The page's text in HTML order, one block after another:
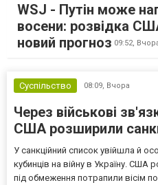
WSJ - Путін може
восени: розвідка
новий прогноз 09:52,
Суспільство 08:09, Вчора
Через військові
США розширили
У санкційний список увійшла й
кубинців на війну в Україну. США
під обмеження потрапили вісім